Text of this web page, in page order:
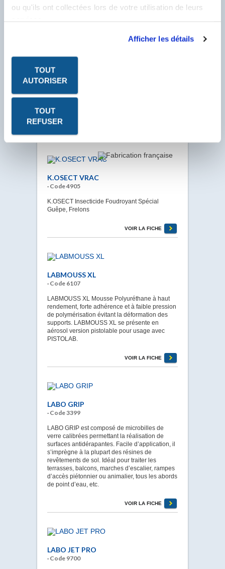
ou qu'ils ont collectées lors de votre utilisation de leurs
Afficher les détails
TOUT
AUTORISER
TOUT
REFUSER
pression. Composé de ciment hydraulique
K.OSECT AÉRO
Spécial Guêpe et Frelons.
K.OSECT VRAC
· Code 4905
K.OSECT Insecticide Foudroyant Spécial
Guêpe, Frelons
VOIR LA FICHE
LABMOUSS XL
· Code 6107
LABMOUSS XL Mousse Polyuréthane à haut
rendement, forte adhérence et à faible pression
de polymérisation évitant la déformation des
supports. LABMOUSS XL se présente en
aérosol version pistolable pour usage avec
PISTOLAB.
VOIR LA FICHE
LABO GRIP
· Code 3399
LABO GRIP est composé de microbilles de
verre calibrées permettant la réalisation de
surfaces antidérapantes. Facile d’application, il
s’imprègne à la plupart des résines de
revêtements de sol. Idéal pour traiter les
terrasses, balcons, marches d’escalier, rampes
d’accès piétonnier ou animalier, tous les abords
de point d’eau, etc.
VOIR LA FICHE
LABO JET PRO
· Code 9700